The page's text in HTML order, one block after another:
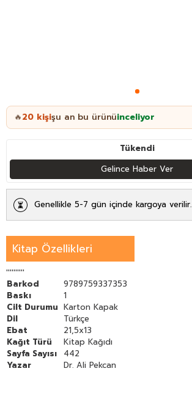
🔥20 kişişu an bu ürünüinceliyor
Tükendi
Gelince Haber Ver
Genellikle 5-7 gün içinde kargoya verilir.
Kitap Özellikleri
''''''''''
Barkod
9789759337353
Baskı
1
Cilt Durumu Karton Kapak
Dil
Türkçe
Ebat
21,5x13
Kağıt Türü
Kitap Kağıdı
Sayfa Sayısı
442
Yazar
Dr. Ali Pekcan